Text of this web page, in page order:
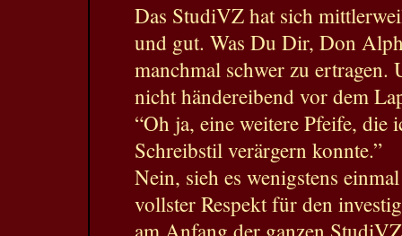
Das StudiVZ hat sich
und gut. Was Du Dir, Don
manchmal schwer zu
nicht händereibend vor dem
“Oh ja, eine weitere Pfeife, die
Schreibstil verärgern konnte.”
Nein, sieh es wenigstens
vollster Respekt für den
am Anfang der ganzen